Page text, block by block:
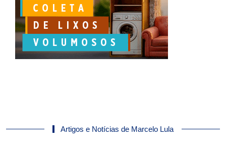
Artigos e Notícias de Marcelo Lula